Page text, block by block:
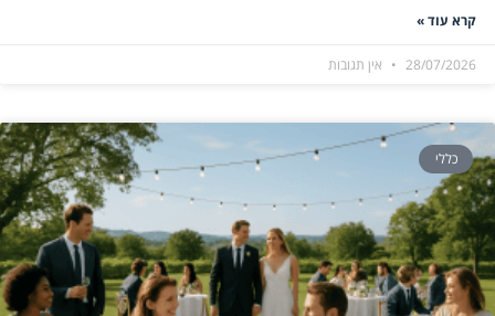
קרא עוד »
28/07/2026 אין תגובות
כללי